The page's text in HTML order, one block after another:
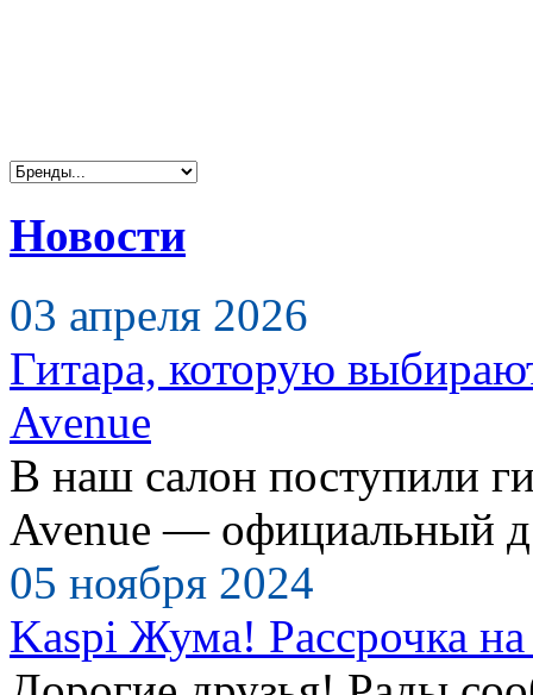
Новости
03 апреля 2026
Гитара, которую
Avenue
В наш салон поступили
Avenue — официальный
05 ноября 2024
Kaspi Жума! Рассрочка на